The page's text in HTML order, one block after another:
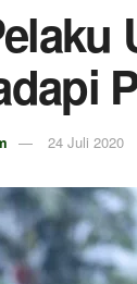
24 Juli 2020